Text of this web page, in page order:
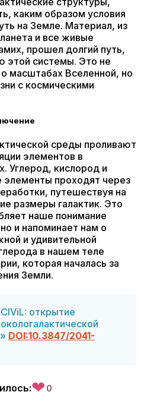
каким образом условия
на Земле. Материал, из
и все живые
прошел долгий путь,
этой системы. Это не
масштабах Вселенной, но
с космическими
среды проливают
элементов в
Углерод, кислород и
проходят через
путешествуя на
размеры галактик. Это
наше понимание
и напоминает нам о
и удивительной
в нашем теле
которая началась за
Земли.
открытие
DOI:10.3847/2041-
❤ 0